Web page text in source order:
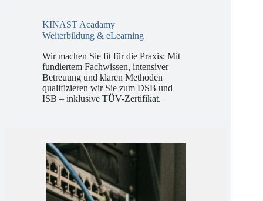
KINAST Acadamy
Wir machen Sie fit für die Praxis: Mit
fundiertem Fachwissen, intensiver
Betreuung und klaren Methoden
qualifizieren wir Sie zum DSB und